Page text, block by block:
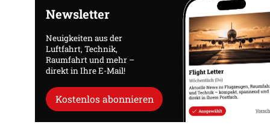
Newsletter
Neuigkeiten aus der
Luftfahrt, Technik,
Raumfahrt und mehr –
direkt in Ihre E-Mail!
Kostenlos abonnieren